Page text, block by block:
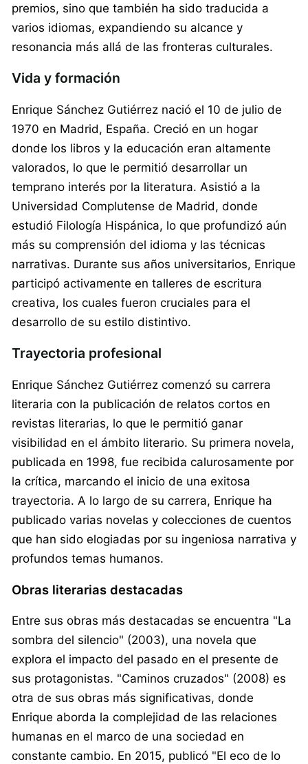
premios, sino que también ha sido traducida a
varios idiomas, expandiendo su alcance y
resonancia más allá de las fronteras culturales.
Vida y formación
Enrique Sánchez Gutiérrez nació el 10 de julio de
1970 en Madrid, España. Creció en un hogar
donde los libros y la educación eran altamente
valorados, lo que le permitió desarrollar un
temprano interés por la literatura. Asistió a la
Universidad Complutense de Madrid, donde
estudió Filología Hispánica, lo que profundizó aún
más su comprensión del idioma y las técnicas
narrativas. Durante sus años universitarios, Enrique
participó activamente en talleres de escritura
creativa, los cuales fueron cruciales para el
desarrollo de su estilo distintivo.
Trayectoria profesional
Enrique Sánchez Gutiérrez comenzó su carrera
literaria con la publicación de relatos cortos en
revistas literarias, lo que le permitió ganar
visibilidad en el ámbito literario. Su primera novela,
publicada en 1998, fue recibida calurosamente por
la crítica, marcando el inicio de una exitosa
trayectoria. A lo largo de su carrera, Enrique ha
publicado varias novelas y colecciones de cuentos
que han sido elogiadas por su ingeniosa narrativa y
profundos temas humanos.
Obras literarias destacadas
Entre sus obras más destacadas se encuentra "La
sombra del silencio" (2003), una novela que
explora el impacto del pasado en el presente de
sus protagonistas. "Caminos cruzados" (2008) es
otra de sus obras más significativas, donde
Enrique aborda la complejidad de las relaciones
humanas en el marco de una sociedad en
constante cambio. En 2015, publicó "El eco de lo